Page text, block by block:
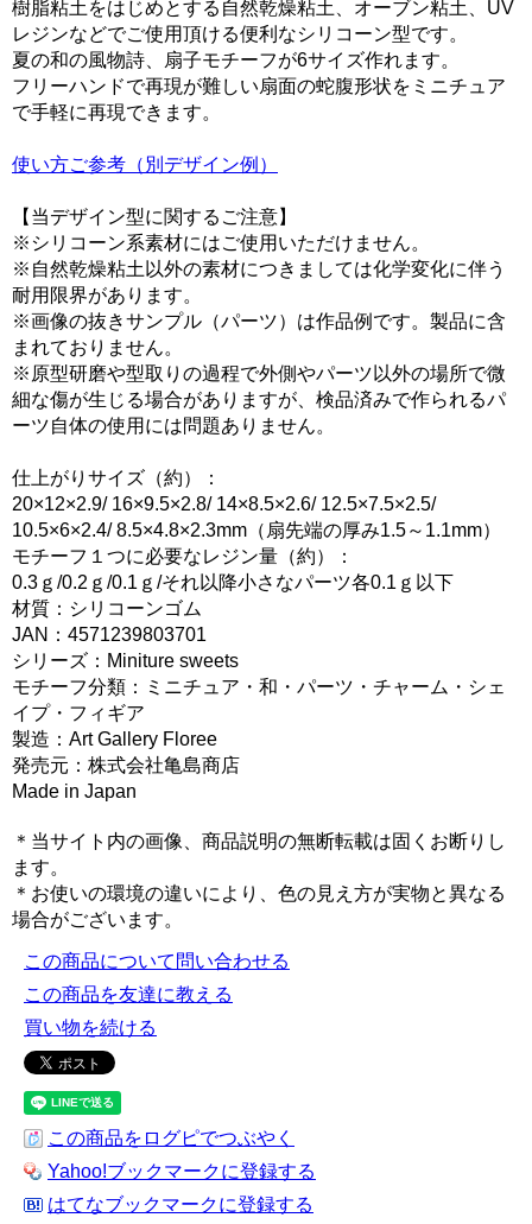
樹脂粘土をはじめとする自然乾燥粘土、オーブン粘土、UV
レジンなどでご使用頂ける便利なシリコーン型です。
夏の和の風物詩、扇子モチーフが6サイズ作れます。
フリーハンドで再現が難しい扇面の蛇腹形状をミニチュア
で手軽に再現できます。
使い方ご参考（別デザイン例）
【当デザイン型に関するご注意】
※シリコーン系素材にはご使用いただけません。
※自然乾燥粘土以外の素材につきましては化学変化に伴う
耐用限界があります。
※画像の抜きサンプル（パーツ）は作品例です。製品に含
まれておりません。
※原型研磨や型取りの過程で外側やパーツ以外の場所で微
細な傷が生じる場合がありますが、検品済みで作られるパ
ーツ自体の使用には問題ありません。
仕上がりサイズ（約）：
20×12×2.9/ 16×9.5×2.8/ 14×8.5×2.6/ 12.5×7.5×2.5/
10.5×6×2.4/ 8.5×4.8×2.3mm（扇先端の厚み1.5～1.1mm）
モチーフ１つに必要なレジン量（約）：
0.3ｇ/0.2ｇ/0.1ｇ/それ以降小さなパーツ各0.1ｇ以下
材質：シリコーンゴム
JAN：4571239803701
シリーズ：Miniture sweets
モチーフ分類：ミニチュア・和・パーツ・チャーム・シェ
イプ・フィギア
製造：Art Gallery Floree
発売元：株式会社亀島商店
Made in Japan
＊当サイト内の画像、商品説明の無断転載は固くお断りし
ます。
＊お使いの環境の違いにより、色の見え方が実物と異なる
場合がございます。
この商品について問い合わせる
この商品を友達に教える
買い物を続ける
この商品をログピでつぶやく
Yahoo!ブックマークに登録する
はてなブックマークに登録する